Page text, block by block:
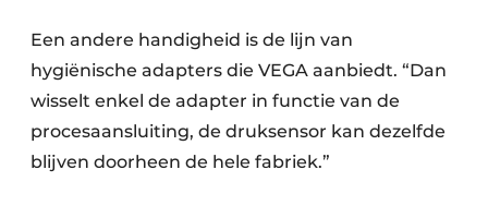
Een andere handigheid is de lijn van
hygiënische adapters die VEGA aanbiedt. “Dan
wisselt enkel de adapter in functie van de
procesaansluiting, de druksensor kan dezelfde
blijven doorheen de hele fabriek.”